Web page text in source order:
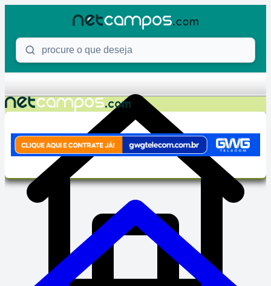
Procure o que deseja